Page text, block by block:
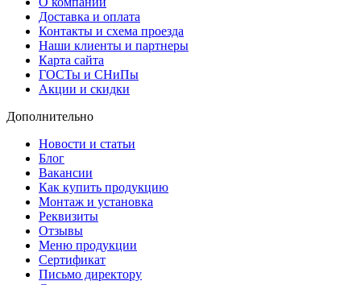
Доставка и оплата
Контакты и схема проезда
Наши клиенты и партнеры
Карта сайта
ГОСТы и СНиПы
Акции и скидки
Дополнительно
Новости и статьи
Блог
Вакансии
Как купить продукцию
Монтаж и установка
Реквизиты
Отзывы
Меню продукции
Сертификат
Письмо директору